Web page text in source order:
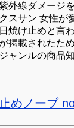
外線ダメージ
クスサン 女性が
日焼け止めと言
が掲載されたた
ジャンルの商品
めノーブ